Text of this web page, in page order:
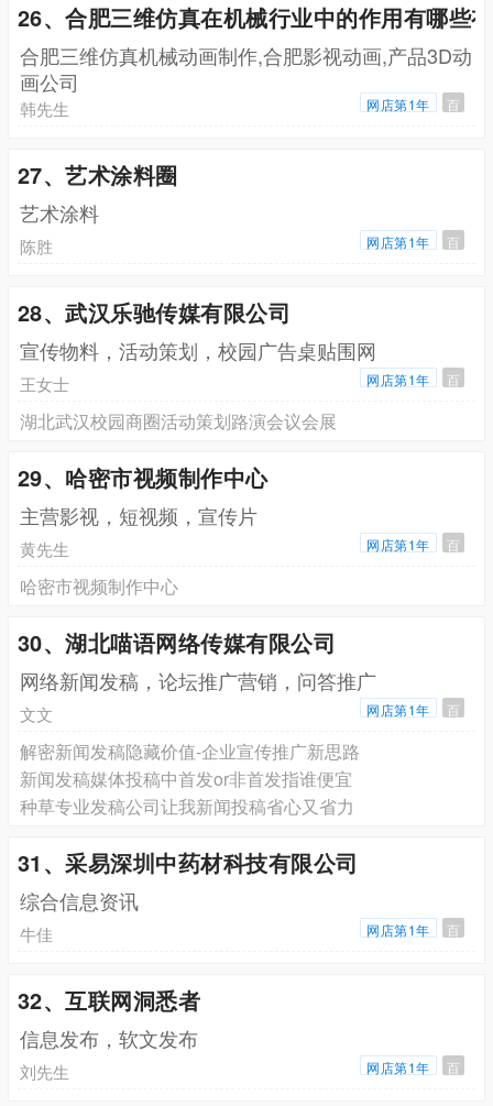
26、合肥三维仿真在机械行业中的作用有哪些
合肥三维仿真机械动画制作,合肥影视动画,产品3D动
画公司
韩先生 网店第1年 百
27、艺术涂料圈
艺术涂料
陈胜 网店第1年 百
28、武汉乐驰传媒有限公司
宣传物料，活动策划，校园广告桌贴围网
王女士 网店第1年 百
湖北武汉校园商圈活动策划路演会议会展
29、哈密市视频制作中心
主营影视，短视频，宣传片
黄先生 网店第1年 百
哈密市视频制作中心
30、湖北喵语网络传媒有限公司
网络新闻发稿，论坛推广营销，问答推广
文文 网店第1年 百
解密新闻发稿隐藏价值-企业宣传推广新思路
新闻发稿媒体投稿中首发or非首发指谁便宜
种草专业发稿公司让我新闻投稿省心又省力
31、采易深圳中药材科技有限公司
综合信息资讯
牛佳 网店第1年 百
32、互联网洞悉者
信息发布，软文发布
刘先生 网店第1年 百